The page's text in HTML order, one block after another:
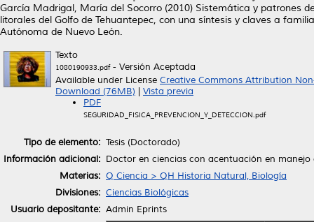
García Madrigal, María del Socorro (2010) Sistemática y patrones
litorales del Golfo de Tehuantepec, con una síntesis y claves a
Autónoma de Nuevo León.
Texto
1080190933.pdf- Versión Aceptada
Available under License Creative Commons Attribution
Download (76MB)
Vista previa
PDF
SEGURIDAD_FISICA_PREVENCION_Y_DETECCION.pdf
Tipo de elemento: Tesis (Doctorado)
Información adicional: Doctor en ciencias con acentuación en
Materias: Q Ciencia > QH Historia Natural, Biología
Divisiones: Ciencias Biológicas
Usuario depositante: Admin Eprints